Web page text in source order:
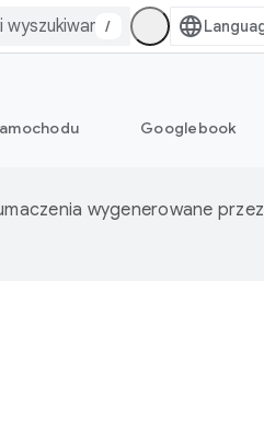
/
Googlebook
wygenerowane przez